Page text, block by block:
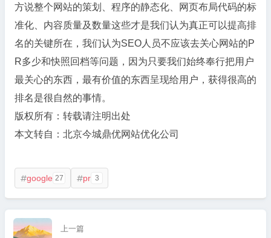
方说整个网站的策划、程序的静态化、网页布局代码的标
准化、内容质量及数量这些才是我们认为真正可以提高排
名的关键所在，我们认为SEO人员不应该去关心网站的P
R多少和快照回档等问题，因为只要我们始终奉行把用户
最关心的东西，最有价值的东西呈现给用户，获得很高的
排名是很自然的事情。
版权所有：转载请注明出处
本文转自：北京今城鼎优网站优化公司
google 27 pr 3
上一篇